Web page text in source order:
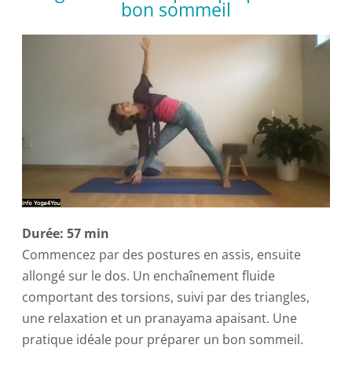
bon sommeil
Durée: 57 min
Commencez par des postures en assis, ensuite
allongé sur le dos. Un enchaînement fluide
comportant des torsions, suivi par des triangles,
une relaxation et un pranayama apaisant. Une
pratique idéale pour préparer un bon sommeil.